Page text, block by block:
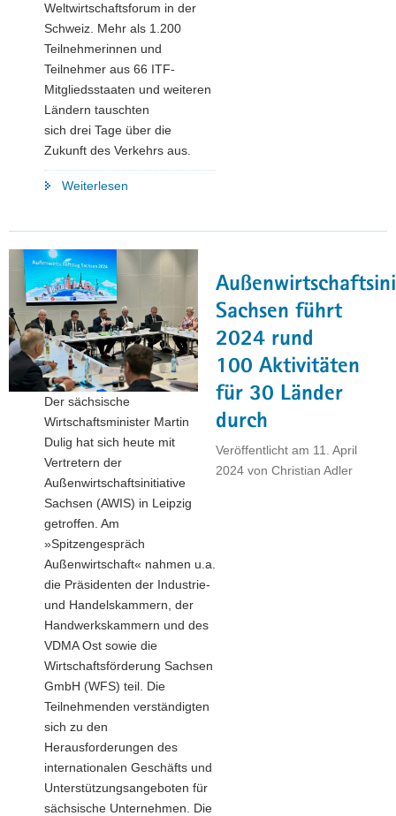
Weltwirtschaftsforum in der
Schweiz. Mehr als 1.200
Teilnehmerinnen und
Teilnehmer aus 66 ITF-
Mitgliedsstaaten und weiteren
Ländern tauschten
sich drei Tage über die
Zukunft des Verkehrs aus.
Weiterlesen
Leipzig
Herausforderungen
der
Mobilität"
Sachsen führt
2024 rund
100 Aktivitäten
für 30 Länder
durch
Veröffentlicht am 11. April
2024 von Christian Adler
Der sächsische
Wirtschaftsminister Martin
Dulig hat sich heute mit
Vertretern der
Außenwirtschaftsinitiative
Sachsen (AWIS) in Leipzig
getroffen. Am
»Spitzengespräch
Außenwirtschaft« nahmen u.a.
die Präsidenten der Industrie-
und Handelskammern, der
Handwerkskammern und des
VDMA Ost sowie die
Wirtschaftsförderung Sachsen
GmbH (WFS) teil. Die
Teilnehmenden verständigten
sich zu den
Herausforderungen des
internationalen Geschäfts und
Unterstützungsangeboten für
sächsische Unternehmen. Die